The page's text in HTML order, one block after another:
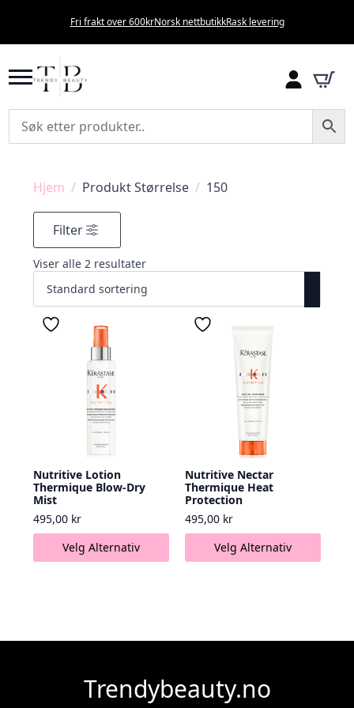
Fri frakt over 600krNorsk nettbutikkRask levering
Hjem Produkt Størrelse 150
Filter
Viser alle 2 resultater
Nutritive Lotion
Thermique Blow-Dry
Mist
495,00 kr
Velg Alternativ
Dette
produktet
kan
produktsiden
Nutritive Nectar
Thermique Heat
Protection
495,00 kr
Velg Alternativ
Dette
produktet
kan
på
produktsiden
Trendybeauty.no